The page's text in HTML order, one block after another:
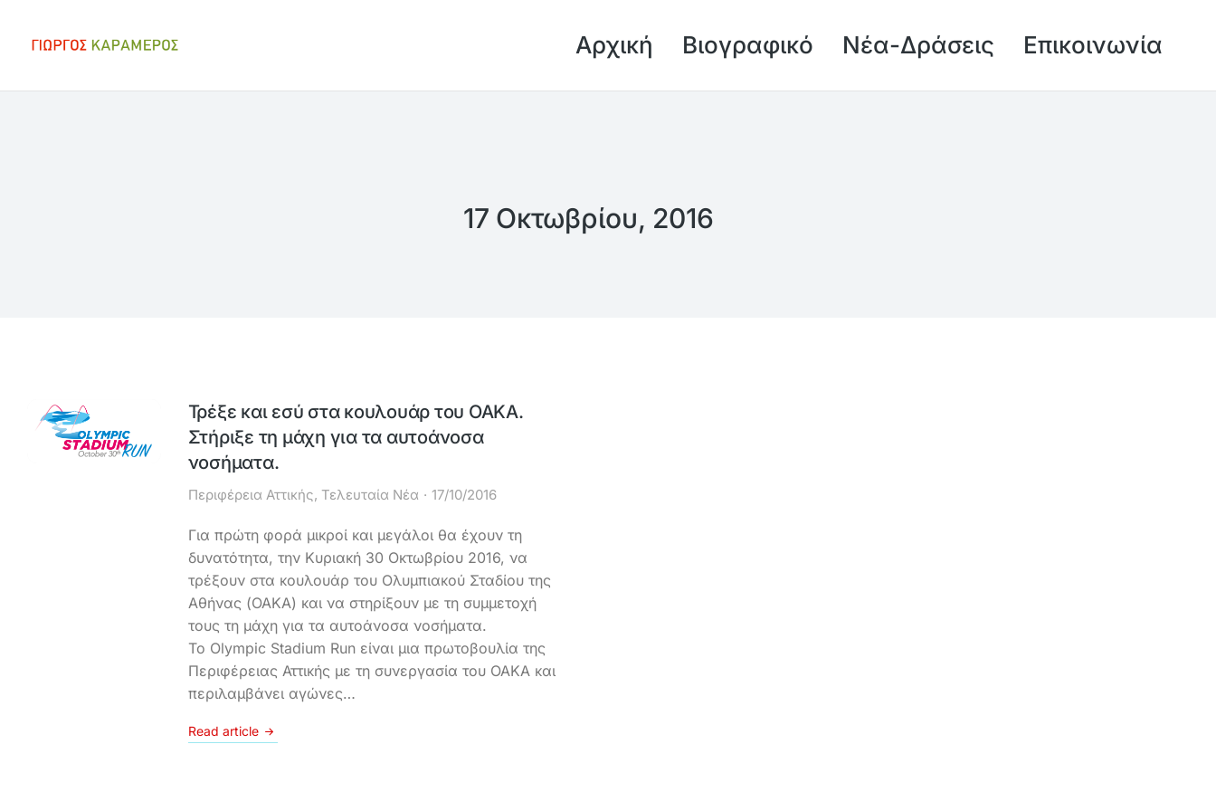
Αρχική Βιογραφικό Νέα-Δράσεις Επικοινωνία
17 Οκτωβρίου, 2016
Τρέξε και εσύ στα κουλουάρ του ΟΑΚΑ.
Στήριξε τη μάχη για τα αυτοάνοσα
νοσήματα.
Περιφέρεια Αττικής, Τελευταία Νέα 17/10/2016
Για πρώτη φορά μικροί και μεγάλοι θα έχουν τη
δυνατότητα, την Κυριακή 30 Οκτωβρίου 2016, να
τρέξουν στα κουλουάρ του Ολυμπιακού Σταδίου της
Αθήνας (ΟΑΚΑ) και να στηρίξουν με τη συμμετοχή
τους τη μάχη για τα αυτοάνοσα νοσήματα.
Το Olympic Stadium Run είναι μια πρωτοβουλία της
Περιφέρειας Αττικής με τη συνεργασία του ΟΑΚΑ και
περιλαμβάνει αγώνες…
Read article